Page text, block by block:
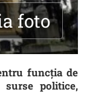
foto
funcţia de
politice,